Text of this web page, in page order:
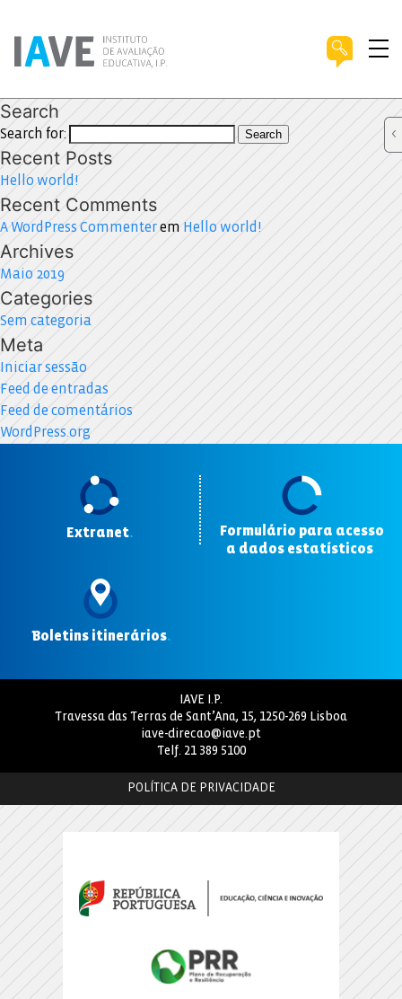
Search
Search for: Search
Recent Posts
Hello world!
Recent Comments
A WordPress Commenterem Hello world!
Archives
Maio 2019
Categories
Sem categoria
Meta
Iniciar sessão
Feed de entradas
Feed de comentários
WordPress.org
Extranet.
Formulário para acesso
a dados estatísticos
Boletins itinerários.
IAVE I.P.
Travessa das Terras de Sant’Ana, 15, 1250-269 Lisboa
iave-direcao@iave.pt
Telf. 21 389 5100
POLÍTICA DE PRIVACIDADE